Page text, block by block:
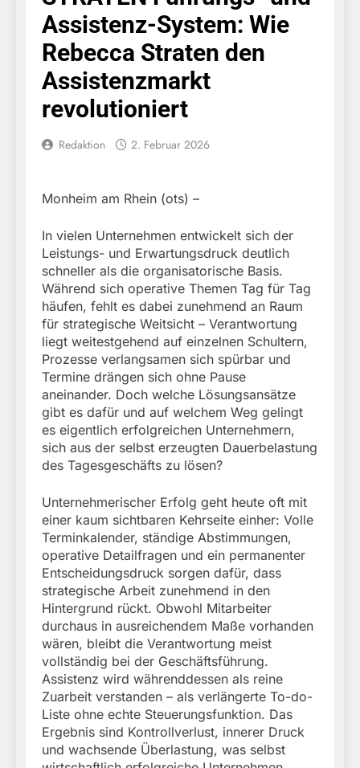
Knopfdruck / Schnelle
Festnahme nach
sexueller Belästigung
Bundespolizeidirektion
München: Bundespolizei
kontrolliert
grenzüberschreitenden
Verkehr / Waffenfund im
Fahrzeug
7. August 2026
Bundespolizeidirektion
München: Schneller
festgenommen als die
beendet / Bundespolizei
fest
6. August 2026
München: Ausgesetzte
Tierheim übernimmt
Fundtier
Schrotthändler
Euro Sozialleistungen
Ermittlungen der
Finanzkontrolle
Schwarzarbeit führen zu
rechtskräftiger
Verurteilung wegen
Betrugs
Bundespolizeidirektion
München: Europaweit
gesuchtes Mitglied einer
kriminellen Vereinigung
geht ins Netz –
Bundespolizei vollstreckt
europäischen
Auslieferungshaftbefehl
6. August 2026
Bundespolizeidirektion
München: Update zu den
Einsatzmaßnahmen der
Bundespolizei in
Saarbrücken
5. August 2026
Bundespolizeidirektion
München:
Beinahekollision an
Bahnübergang in Aubing
/ Bundespolizei ermittelt
wegen gefährlichen
Eingriffs in den
Bahnverkehr
5. August 2026
Assistenz-System: Wie
Rebecca Straten den
Assistenzmarkt
revolutioniert
Redaktion 2. Februar 2026
Monheim am Rhein (ots) –
In vielen Unternehmen entwickelt sich der
Leistungs- und Erwartungsdruck deutlich
schneller als die organisatorische Basis.
Während sich operative Themen Tag für Tag
häufen, fehlt es dabei zunehmend an Raum
für strategische Weitsicht – Verantwortung
liegt weitestgehend auf einzelnen Schultern,
Prozesse verlangsamen sich spürbar und
Termine drängen sich ohne Pause
aneinander. Doch welche Lösungsansätze
gibt es dafür und auf welchem Weg gelingt
es eigentlich erfolgreichen Unternehmern,
sich aus der selbst erzeugten Dauerbelastung
des Tagesgeschäfts zu lösen?
Unternehmerischer Erfolg geht heute oft mit
einer kaum sichtbaren Kehrseite einher: Volle
Terminkalender, ständige Abstimmungen,
operative Detailfragen und ein permanenter
Entscheidungsdruck sorgen dafür, dass
strategische Arbeit zunehmend in den
Hintergrund rückt. Obwohl Mitarbeiter
durchaus in ausreichendem Maße vorhanden
wären, bleibt die Verantwortung meist
vollständig bei der Geschäftsführung.
Assistenz wird währenddessen als reine
Zuarbeit verstanden – als verlängerte To-do-
Liste ohne echte Steuerungsfunktion. Das
Ergebnis sind Kontrollverlust, innerer Druck
und wachsende Überlastung, was selbst